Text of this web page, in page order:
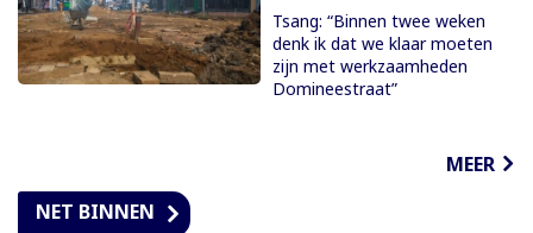
Tsang: “Binnen twee weken
denk ik dat we klaar moeten
zijn met werkzaamheden
Domineestraat”
MEER
NET BINNEN